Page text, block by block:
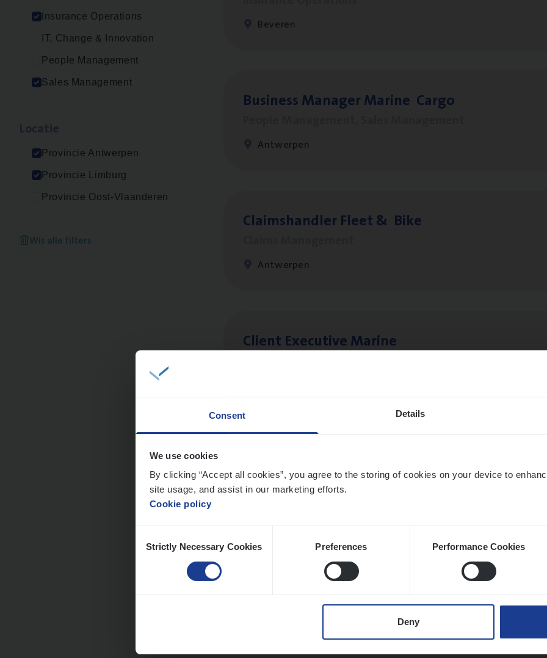
Consent Details
We use cookies
By clicking “Accept all cookies”, you agree to the storing of cookies on your device to
site usage, and assist in our marketing efforts.
Cookie policy
Selection
Strictly Necessary Cookies Preferences Performance Cookies
Deny
Insurance Operations
IT, Change & Innovation
People Management
Sales Management
Provincie Antwerpen
Provincie Limburg
Provincie Oost-Vlaanderen
Wis alle filters
Beveren
Busi­ness Mana­ger Mari­ne Cargo
Antwerpen
Claims­hand­ler Fleet& Bike
Antwerpen
Client Exe­cu­ti­ve Marine
Sales Management
Dos­sier­be­heer­der Gewaar­borgd Inkomen
Insurance Operations